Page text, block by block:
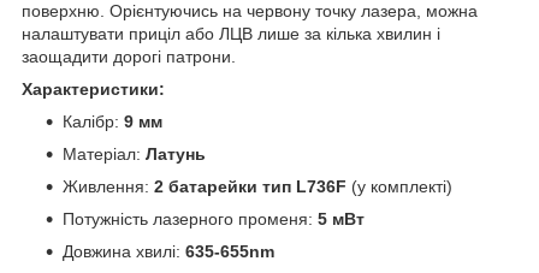
поверхню. Орієнтуючись на червону точку лазера, можна
налаштувати приціл або ЛЦВ лише за кілька хвилин і
заощадити дорогі патрони.
Характеристики:
Калібр: 9 мм
Матеріал: Латунь
Живлення: 2 батарейки тип L736F (у комплекті)
Потужність лазерного променя: 5 мВт
Довжина хвилі: 635-655nm